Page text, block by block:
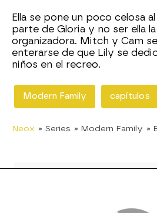
Ella se pone un poco celosa
parte de Gloria y no ser ella
organizadora. Mitch y Cam
enterarse de que Lily se
niños en el recreo.
Modern Family capítulos
Neox » Series » Modern Family »